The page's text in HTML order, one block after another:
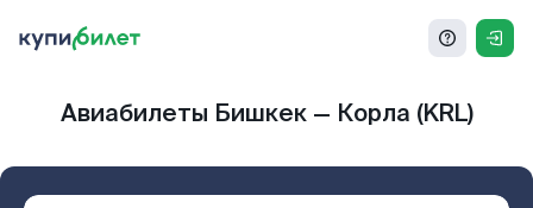
Авиабилеты Бишкек — Корла (KRL)